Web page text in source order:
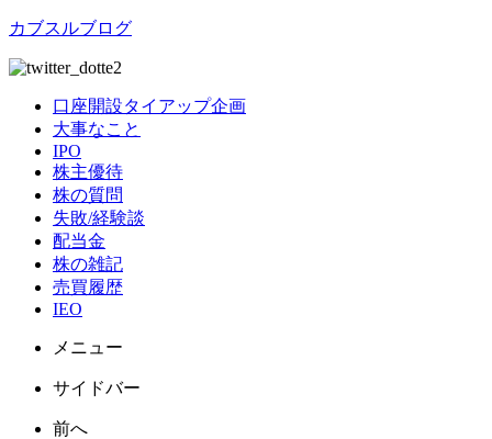
カブスルブログ
口座開設タイアップ企画
大事なこと
IPO
株主優待
株の質問
失敗/経験談
配当金
株の雑記
売買履歴
IEO
メニュー
サイドバー
前へ